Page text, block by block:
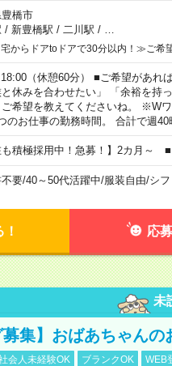
橋市
/ 新豊橋駅 / 二川駅 /
からドアtoドアで30分以内！≫ご希
（休憩60分） ■ご希望があれ
と休みを合わせたい」 「余裕を持
希望を教えてくださいね。 ※W
のお仕事の勤務時間。 合計で週
も積極採用中！急募！】2カ月～
要/40～50代活躍中/服装自由/シ
応
未
募集】おばあちゃん
会人未経験OK ブランクOK WEB